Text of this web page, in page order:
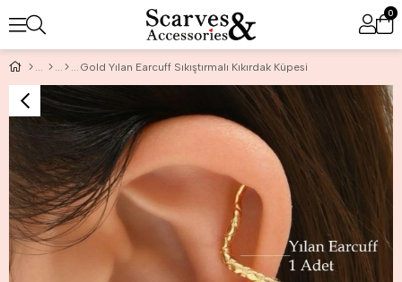
0
Gold Yılan Earcuff Sıkıştırmalı Kıkırdak Küpesi